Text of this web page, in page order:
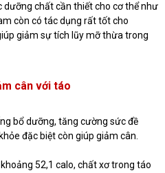
chất cần thiết cho cơ thể như
còn có tác dụng rất tốt cho
giảm sự tích lũy mỡ thừa trong
cân với táo
bổ dưỡng, tăng cường sức đề
đặc biệt còn giúp giảm cân.
52,1 calo, chất xơ trong táo